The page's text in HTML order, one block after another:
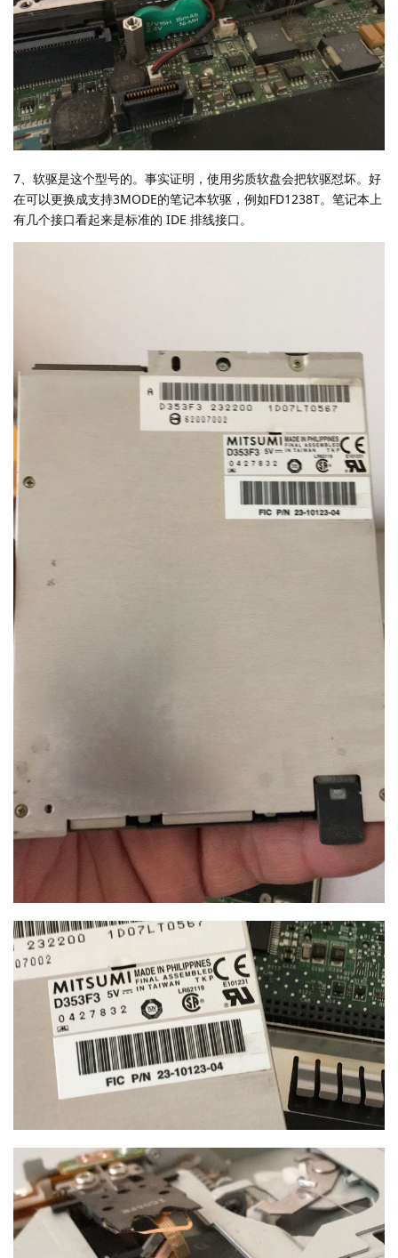
7、软驱是这个型号的。事实证明，使用劣质软盘会把软驱怼坏。好
在可以更换成支持3MODE的笔记本软驱，例如FD1238T。笔记本上
有几个接口看起来是标准的 IDE 排线接口。